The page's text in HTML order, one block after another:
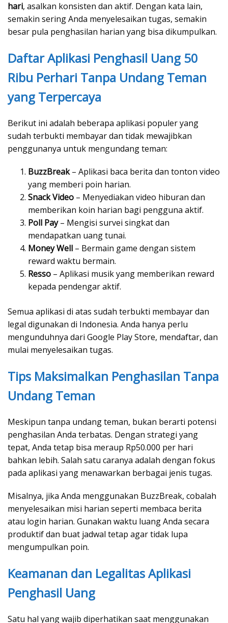
hari, asalkan konsisten dan aktif. Dengan kata lain,
semakin sering Anda menyelesaikan tugas, semakin
besar pula penghasilan harian yang bisa dikumpulkan.
Daftar Aplikasi Penghasil Uang 50
Ribu Perhari Tanpa Undang Teman
yang Terpercaya
Berikut ini adalah beberapa aplikasi populer yang
sudah terbukti membayar dan tidak mewajibkan
penggunanya untuk mengundang teman:
BuzzBreak– Aplikasi baca berita dan tonton video
yang memberi poin harian.
Snack Video – Menyediakan video hiburan dan
memberikan koin harian bagi pengguna aktif.
Poll Pay– Mengisi survei singkat dan
mendapatkan uang tunai.
Money Well – Bermain game dengan sistem
reward waktu bermain.
Resso – Aplikasi musik yang memberikan reward
kepada pendengar aktif.
Semua aplikasi di atas sudah terbukti membayar dan
legal digunakan di Indonesia. Anda hanya perlu
mengunduhnya dari Google Play Store, mendaftar, dan
mulai menyelesaikan tugas.
Tips Maksimalkan Penghasilan Tanpa
Undang Teman
Meskipun tanpa undang teman, bukan berarti potensi
penghasilan Anda terbatas. Dengan strategi yang
tepat, Anda tetap bisa meraup Rp50.000 per hari
bahkan lebih. Salah satu caranya adalah dengan fokus
pada aplikasi yang menawarkan berbagai jenis tugas.
Misalnya, jika Anda menggunakan BuzzBreak, cobalah
menyelesaikan misi harian seperti membaca berita
atau login harian. Gunakan waktu luang Anda secara
produktif dan buat jadwal tetap agar tidak lupa
mengumpulkan poin.
Keamanan dan Legalitas Aplikasi
Penghasil Uang
Satu hal yang wajib diperhatikan saat menggunakan